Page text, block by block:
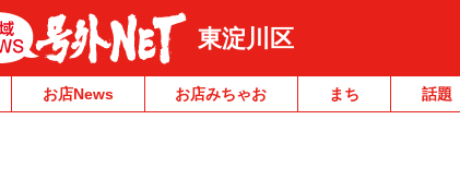
東淀川区
お店News お店みちゃお まち 話題